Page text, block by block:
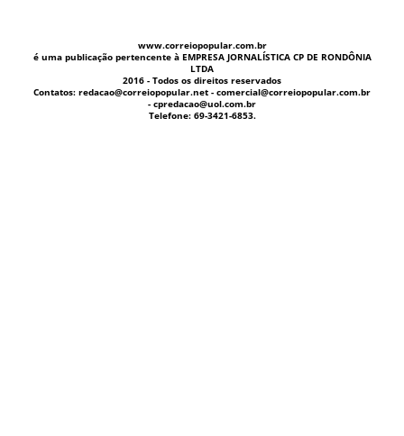
www.correiopopular.com.br
é uma publicação pertencente à EMPRESA JORNALÍSTICA CP DE RONDÔNIA
LTDA
2016 - Todos os direitos reservados
Contatos: redacao@correiopopular.net - comercial@correiopopular.com.br
- cpredacao@uol.com.br
Telefone: 69-3421-6853.